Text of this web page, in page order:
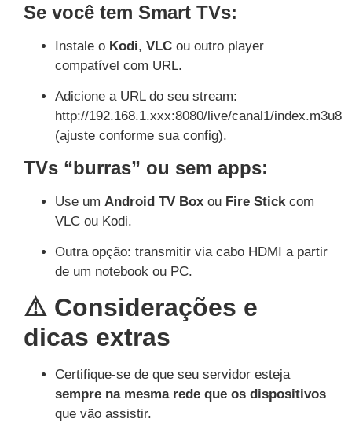
Se você tem Smart TVs:
Instale o Kodi, VLC ou outro player
compatível com URL.
Adicione a URL do seu stream:
http://192.168.1.xxx:8080/live/canal1/index.m3u8
(ajuste conforme sua config).
TVs “burras” ou sem apps:
Use um Android TV Box ou Fire Stick com
VLC ou Kodi.
Outra opção: transmitir via cabo HDMI a partir
de um notebook ou PC.
⚠️ Considerações e
dicas extras
Certifique-se de que seu servidor esteja
sempre na mesma rede que os dispositivos
que vão assistir.